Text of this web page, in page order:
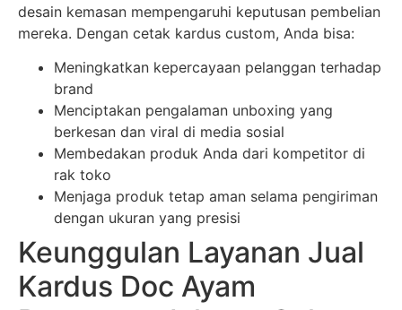
desain kemasan mempengaruhi keputusan pembelian
mereka. Dengan cetak kardus custom, Anda bisa:
Meningkatkan kepercayaan pelanggan terhadap
brand
Menciptakan pengalaman unboxing yang
berkesan dan viral di media sosial
Membedakan produk Anda dari kompetitor di
rak toko
Menjaga produk tetap aman selama pengiriman
dengan ukuran yang presisi
Keunggulan Layanan Jual
Kardus Doc Ayam